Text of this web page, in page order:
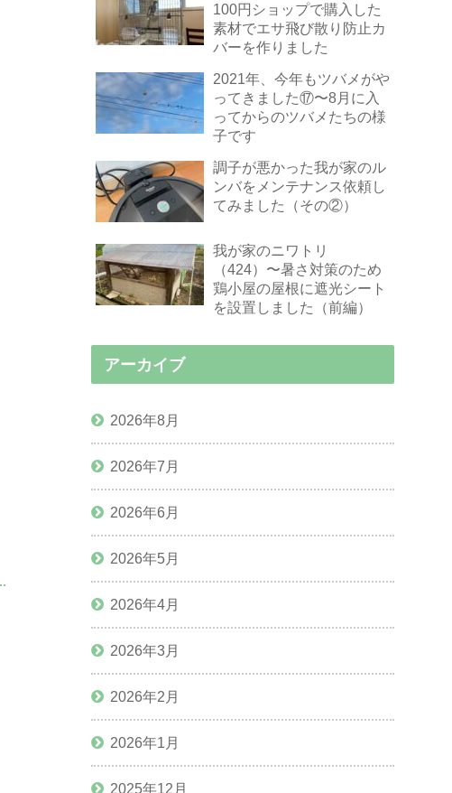
100円ショップで購入した
素材でエサ飛び散り防止カ
バーを作りました
2021年、今年もツバメがや
ってきました⑰〜8月に入
ってからのツバメたちの様
子です
調子が悪かった我が家のル
ンバをメンテナンス依頼し
てみました（その②）
我が家のニワトリ
（424）〜暑さ対策のため
鶏小屋の屋根に遮光シート
を設置しました（前編）
アーカイブ
2026年8月
2026年7月
2026年6月
2026年5月
2026年4月
2026年3月
2026年2月
2026年1月
2025年12月